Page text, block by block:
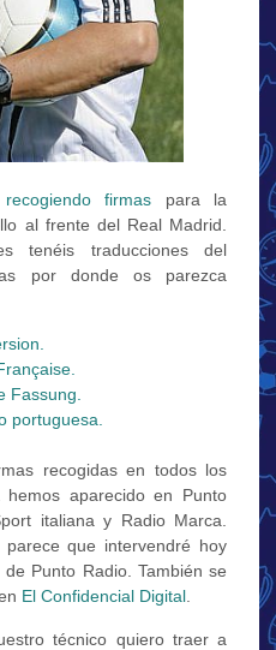
recogiendo firmas para la
al frente del Real Madrid.
tenéis traducciones del
por donde os parezca
Fassung.
portuguesa.
recogidas en todos los
aparecido en Punto
italiana y Radio Marca.
parece que intervendré hoy
Punto Radio. También se
El Confidencial Digital
técnico quiero traer a